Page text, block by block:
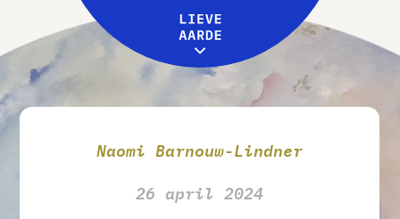
Leive Aarde
Workshops
Over ons
MENU
Naomi Barnouw-Lindner
26 april 2024